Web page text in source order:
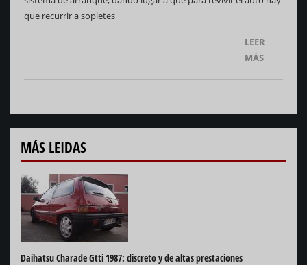
que recurrir a sopletes
LEER
MÁS
MÁS LEIDAS
Daihatsu Charade Gtti 1987: discreto y de altas prestaciones